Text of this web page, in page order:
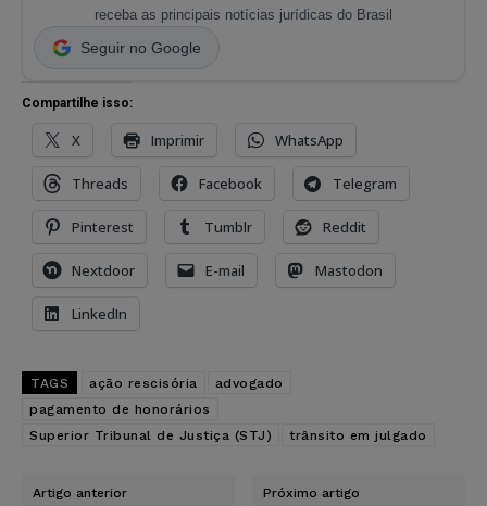
receba as principais notícias jurídicas do Brasil
Seguir no Google
Compartilhe isso:
X Imprimir WhatsApp
Threads Facebook Telegram
Pinterest Tumblr Reddit
Nextdoor E-mail Mastodon
LinkedIn
TAGS ação rescisória
advogado
pagamento de honorários
Superior Tribunal de Justiça (STJ)
trânsito em julgado
Artigo anterior Próximo artigo